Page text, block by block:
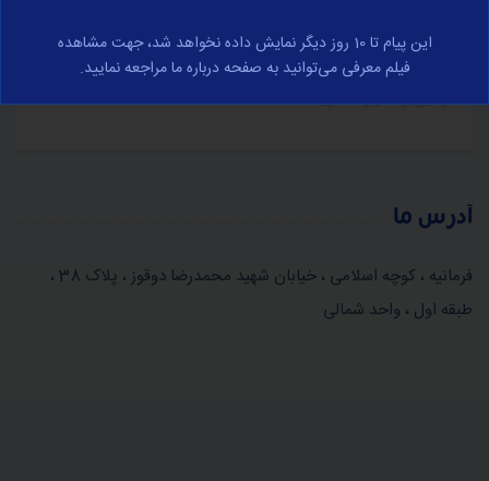
در مورد تجارت الکترونیک و با رعایت کامل قوانین جمهوری
اسلامی ایران صورت می‌پذیرد، برای مشاهده کامل وارد صفحه
قوانین و مقرارت شوید.
آدرس ما
فرمانیه ، کوچه اسلامی ، خیابان شهید محمدرضا دوقوز ، پلاک 38 ،
طبقه اول ، واحد شمالی
این پیام تا 10 روز دیگر نمایش داده نخواهد شد، جهت مشاهده
فیلم معرفی می‌توانید به صفحه درباره ما مراجعه نمایید.